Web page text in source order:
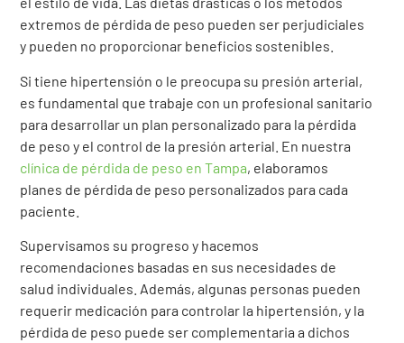
extremos de pérdida de peso pueden ser perjudiciales
y pueden no proporcionar beneficios sostenibles.
Si tiene hipertensión o le preocupa su presión arterial,
es fundamental que trabaje con un profesional sanitario
para desarrollar un plan personalizado para la pérdida
de peso y el control de la presión arterial. En nuestra
clínica de pérdida de peso en Tampa, elaboramos
planes de pérdida de peso personalizados para cada
paciente.
Supervisamos su progreso y hacemos
recomendaciones basadas en sus necesidades de
salud individuales. Además, algunas personas pueden
requerir medicación para controlar la hipertensión, y la
pérdida de peso puede ser complementaria a dichos